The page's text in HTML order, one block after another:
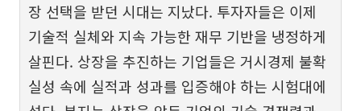
장 선택을 받던 시대는 지났다. 투자자들은 이제
기술적 실체와 지속 가능한 재무 기반을 냉정하게
살핀다. 상장을 추진하는 기업들은 거시경제 불확
실성 속에 실적과 성과를 입증해야 하는 시험대에